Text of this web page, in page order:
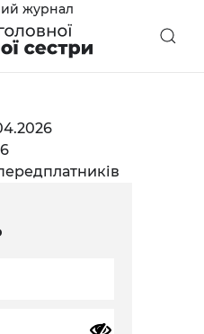
журнал